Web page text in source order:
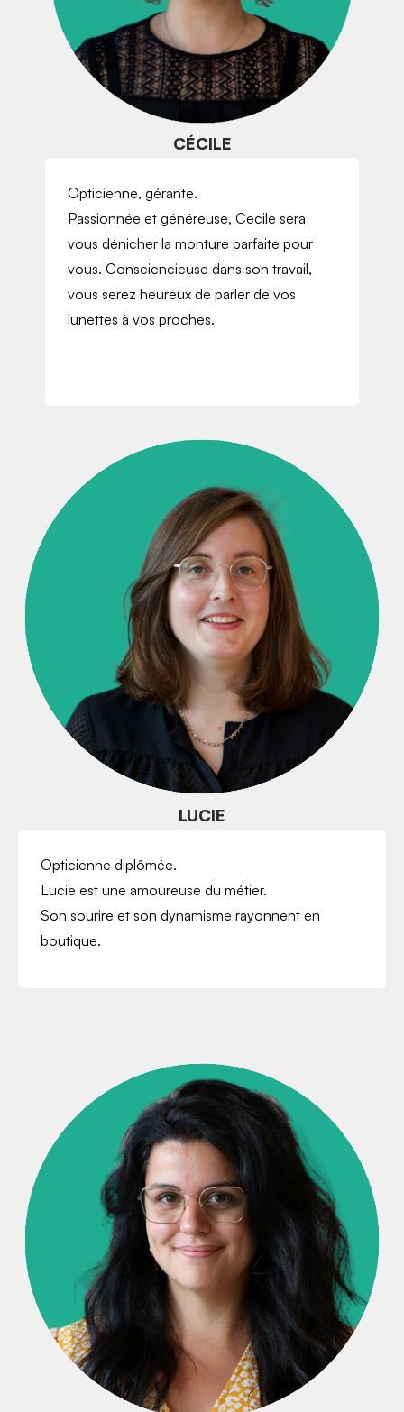
CÉCILE
Opticienne, gérante.
Passionnée et généreuse, Cecile sera
vous dénicher la monture parfaite pour
vous. Consciencieuse dans son travail,
vous serez heureux de parler de vos
lunettes à vos proches.
LUCIE
Opticienne diplômée.
Lucie est une amoureuse du métier.
Son sourire et son dynamisme rayonnent en
boutique.